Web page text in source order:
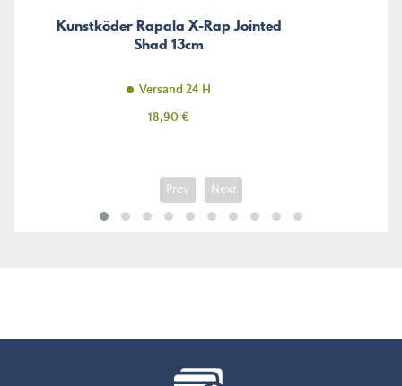
Kunstköder Rapala X-Rap Jointed
Shad 13cm
Versand 24 H
Preis
18,90 €
Prev Next